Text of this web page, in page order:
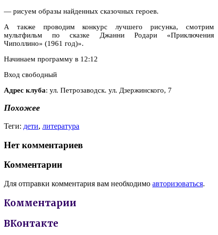
— рисуем образы найденных сказочных героев.
А также проводим конкурс лучшего рисунка, смотрим
мультфильм по сказке Джанни Родари «Приключения
Чиполлино» (1961 год)».
Начинаем программу в 12:12
Вход свободный
Адрес клуба: ул. Петрозаводск. ул. Дзержинского, 7
Похожее
Теги: дети, литература
Нет комментариев
Комментарии
Для отправки комментария вам необходимо авторизоваться.
Комментарии
ВКонтакте